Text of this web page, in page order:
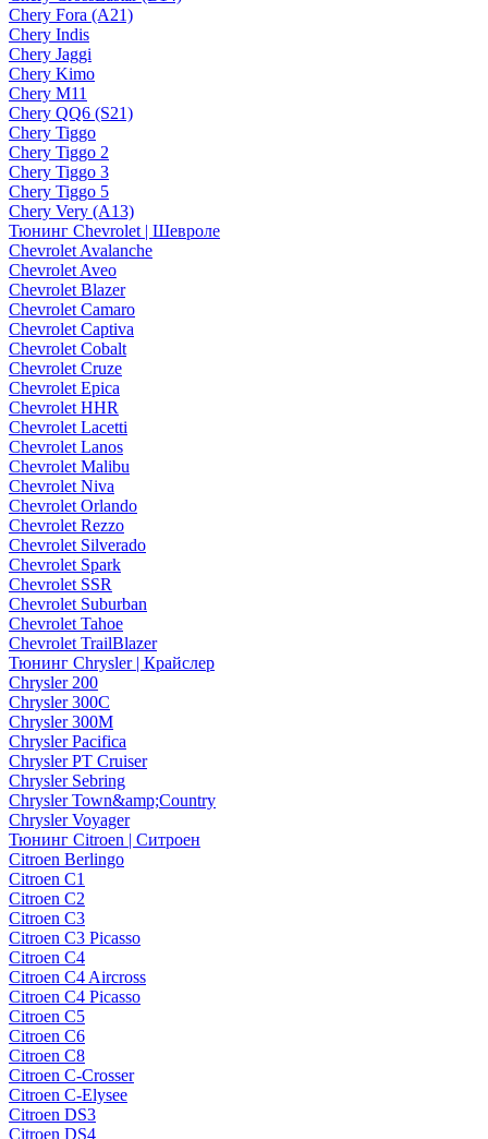
Chery Fora (A21)
Chery Indis
Chery Jaggi
Chery Kimo
Chery M11
Chery QQ6 (S21)
Chery Tiggo
Chery Tiggo 2
Chery Tiggo 3
Chery Tiggo 5
Chery Very (A13)
Тюнинг Chevrolet | Шевроле
Chevrolet Avalanche
Chevrolet Aveo
Chevrolet Blazer
Chevrolet Camaro
Chevrolet Captiva
Chevrolet Cobalt
Chevrolet Cruze
Chevrolet Epica
Chevrolet HHR
Chevrolet Lacetti
Chevrolet Lanos
Chevrolet Malibu
Chevrolet Niva
Chevrolet Orlando
Chevrolet Rezzo
Chevrolet Silverado
Chevrolet Spark
Chevrolet SSR
Chevrolet Suburban
Chevrolet Tahoe
Chevrolet TrailBlazer
Тюнинг Chrysler | Крайслер
Chrysler 200
Chrysler 300C
Chrysler 300M
Chrysler Pacifica
Chrysler PT Cruiser
Chrysler Sebring
Chrysler Town&amp;Country
Chrysler Voyager
Тюнинг Citroen | Ситроен
Citroen Berlingo
Citroen C1
Citroen C2
Citroen C3
Citroen C3 Picasso
Citroen C4
Citroen C4 Aircross
Citroen C4 Picasso
Citroen C5
Citroen C6
Citroen C8
Citroen C-Crosser
Citroen C-Elysee
Citroen DS3
Citroen DS4